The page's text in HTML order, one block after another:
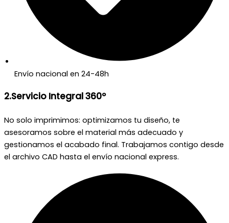
Envío nacional en 24-48h
2.Servicio Integral 360º
No solo imprimimos: optimizamos tu diseño, te
asesoramos sobre el material más adecuado y
gestionamos el acabado final. Trabajamos contigo desde
el archivo CAD hasta el envío nacional express.